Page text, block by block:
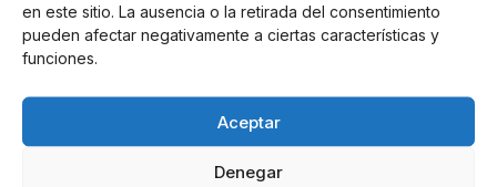
en este sitio. La ausencia o la retirada del consentimiento
pueden afectar negativamente a ciertas características y
funciones.
Aceptar
Denegar
Online Casino
Mejores Casinos Online con Bitcoin y
Criptomonedas en Argentina 2025
Mejores casinos online con
criptomonedas y Bitcoin en México 2025